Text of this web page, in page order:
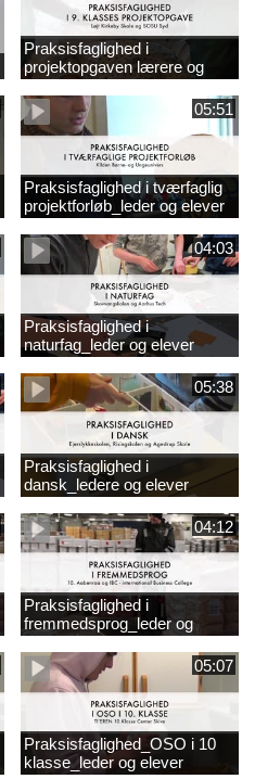
Praksisfaglighed i
projektopgaven lærere og
elever
05:51
Praksisfaglighed i tværfaglig
projektforløb_leder og elever
04:03
Praksisfaglighed i
naturfag_leder og elever
05:38
Praksisfaglighed i
dansk_ledere og elever
04:12
Praksisfaglighed i
fremmedsprog_leder og
elever
05:07
Praksisfaglighed_OSO i 10
klasse_leder og elever